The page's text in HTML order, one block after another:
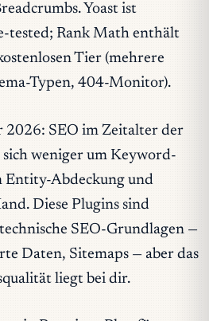
Yoast ist
tested; Rank Math enthält
Tier (mehrere
Typen, 404-Monitor).
SEO im Zeitalter der
weniger um Keyword-
Entity-Abdeckung und
Diese Plugins sind
SEO-Grundlagen —
Daten, Sitemaps — aber das
liegt bei dir.